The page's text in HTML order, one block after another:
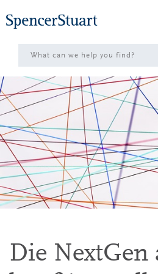
to
Main
Content
Die NextGen